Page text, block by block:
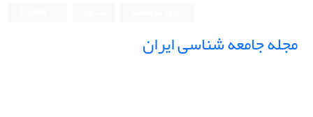
مجله جامعه شناسی ایران